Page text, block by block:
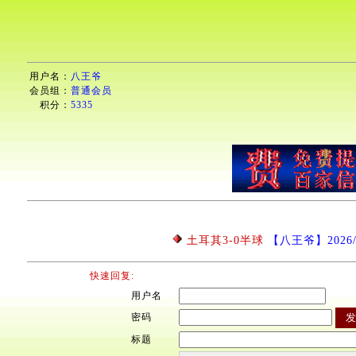
用户名： 八王爷
会员组： 普通会员
积分： 5335
土耳其3-0半球 【八王爷】
快速回复:
用户名
密码
标题